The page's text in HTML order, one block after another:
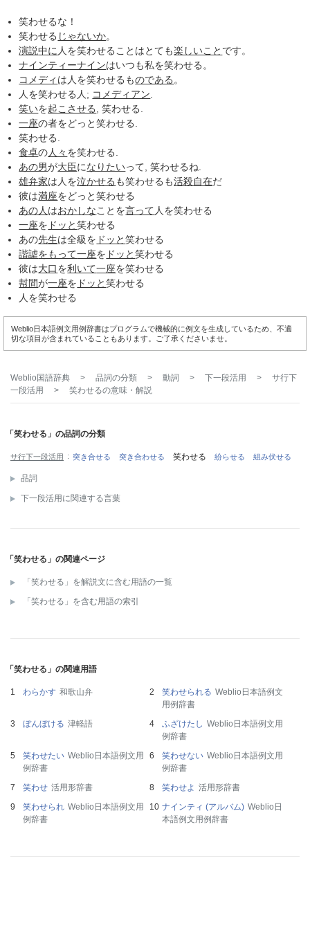
笑わせるな！
笑わせる じゃないか。
演説中に 人を笑わせることはとても楽しいこと です。
ナインティーナインはいつも私を笑わせる。
コメディ は人を笑わせるものである 。
人を笑わせる人; コメディアン
笑いを起こさせる
, 笑わせる.
一座の者をどっと笑わせる.
笑わせる.
食卓の人々 を笑わせる.
あの男が大臣になりたいって, 笑わせるね.
雄弁家は人を泣かせる も笑わせるも活殺自在だ
彼は満座をどっと笑わせる
あの人 はおかしなことを言って 人を笑わせる
一座を ドッと笑わせる
あの先生は全級を ドッと笑わせる
諧謔をもって一座を ドッと笑わせる
彼は大口を利いて一座を笑わせる
幇間が一座を ドッと笑わせる
人を笑わせる
Weblio日本語例文用例辞書はプログラムで機械的に例文を生成しているため、不適
切な項目が含まれていることもあります。ご了承くださいませ。
Weblio国語辞典 > 品詞の分類 > 動詞 > 下一段活用 >
サ行下
一段活用
> 笑わせるの意味・解説
「笑わせる」の品詞の分類
サ行下一段活用 突き合せる 突き合わせる 笑わせる 紛らせる 組み伏せる
品詞
下一段活用に関連する言葉
「笑わせる」の関連ページ
「笑わせる」を解説文に含む用語の一覧
「笑わせる」を含む用語の索引
「笑わせる」の関連用語
わらかす 和歌山弁 笑わせられる Weblio日本語例文
用例辞書
ぼんぼける 津軽語 ふざけたし Weblio日本語例文用
例辞書
笑わせたい Weblio日本語例文用
例辞書
笑わせない Weblio日本語例文用
例辞書
笑わせ 活用形辞書 笑わせよ 活用形辞書
笑わせられ Weblio日本語例文用
例辞書
ナインティ (アルバム) Weblio日
本語例文用例辞書